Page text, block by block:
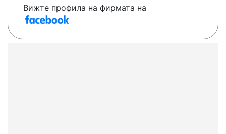
Вижте профила на фирмата на